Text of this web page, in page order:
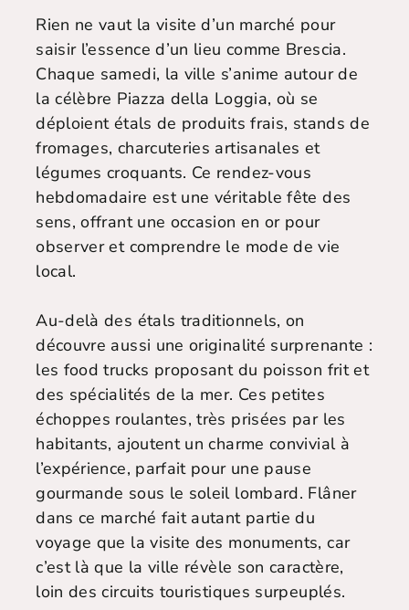
Rien ne vaut la visite d’un marché pour
saisir l’essence d’un lieu comme Brescia.
Chaque samedi, la ville s’anime autour de
la célèbre Piazza della Loggia, où se
déploient étals de produits frais, stands de
fromages, charcuteries artisanales et
légumes croquants. Ce rendez-vous
hebdomadaire est une véritable fête des
sens, offrant une occasion en or pour
observer et comprendre le mode de vie
local.
Au-delà des étals traditionnels, on
découvre aussi une originalité surprenante :
les food trucks proposant du poisson frit et
des spécialités de la mer. Ces petites
échoppes roulantes, très prisées par les
habitants, ajoutent un charme convivial à
l’expérience, parfait pour une pause
gourmande sous le soleil lombard. Flâner
dans ce marché fait autant partie du
voyage que la visite des monuments, car
c’est là que la ville révèle son caractère,
loin des circuits touristiques surpeuplés.